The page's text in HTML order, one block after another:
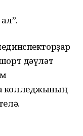
дәүләт
колледжының